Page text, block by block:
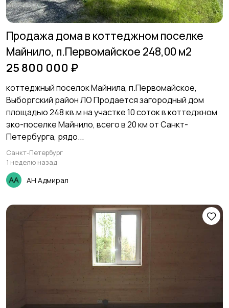
Продажа дома в коттеджном поселке
Майнило, п.Первомайское 248,00 м2
25 800 000 ₽
коттеджный поселок Майнила, п.Первомайское,
Выборгский район ЛО Продается загородный дом
площадью 248 кв.м на участке 10 соток в коттеджном
эко-поселке Майнило, всего в 20 км от Санкт-
Петербурга, рядо...
Санкт-Петербург
1 неделю назад
АН Адмирал